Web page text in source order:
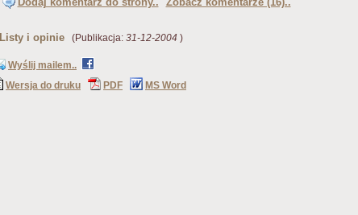
Listy i opinie (Publikacja: 31-12-2004 )
Wyślij mailem..
Wersja do druku
PDF MS Word